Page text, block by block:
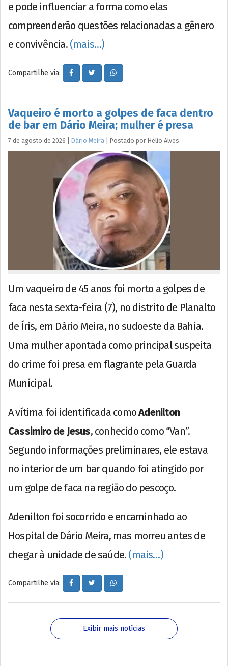
e pode influenciar a forma como elas
compreenderão questões relacionadas a gênero
e convivência. (mais…)
Compartilhe via:
Vaqueiro é morto a golpes de faca dentro
de bar em Dário Meira; mulher é presa
7 de agosto de 2026 Dário Meira Postado por Hélio Alves
Um vaqueiro de 45 anos foi morto a golpes de
faca nesta sexta-feira (7), no distrito de Planalto
de Íris, em Dário Meira, no sudoeste da Bahia.
Uma mulher apontada como principal suspeita
do crime foi presa em flagrante pela Guarda
Municipal.
A vítima foi identificada comoAdenilton
Cassimiro de Jesus, conhecido como “Van”.
Segundo informações preliminares, ele estava
no interior de um bar quando foi atingido por
um golpe de faca na região do pescoço.
Adenilton foi socorrido e encaminhado ao
Hospital de Dário Meira, mas morreu antes de
chegar à unidade de saúde. (mais…)
Compartilhe via:
Exibir mais notícias